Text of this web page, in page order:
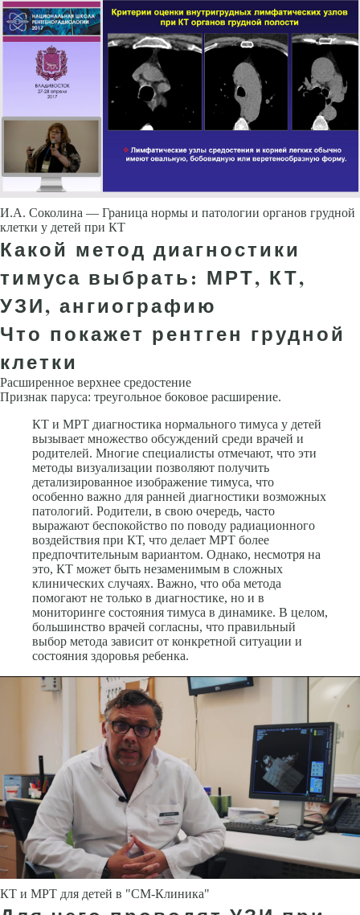
И.А. Соколина — Граница нормы и патологии органов грудной
клетки у детей при КТ
Какой метод диагностики
тимуса выбрать: МРТ, КТ,
УЗИ, ангиографию
Что покажет рентген грудной
клетки
Расширенное верхнее средостение
Признак паруса: треугольное боковое расширение.
КТ и МРТ диагностика нормального тимуса у детей
вызывает множество обсуждений среди врачей и
родителей. Многие специалисты отмечают, что эти
методы визуализации позволяют получить
детализированное изображение тимуса, что
особенно важно для ранней диагностики возможных
патологий. Родители, в свою очередь, часто
выражают беспокойство по поводу радиационного
воздействия при КТ, что делает МРТ более
предпочтительным вариантом. Однако, несмотря на
это, КТ может быть незаменимым в сложных
клинических случаях. Важно, что оба метода
помогают не только в диагностике, но и в
мониторинге состояния тимуса в динамике. В целом,
большинство врачей согласны, что правильный
выбор метода зависит от конкретной ситуации и
состояния здоровья ребенка.
КТ и МРТ для детей в "СМ-Клиника"